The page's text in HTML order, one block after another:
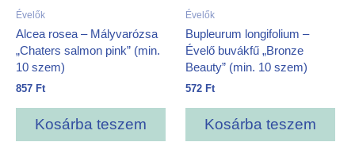
Évelők
Alcea rosea – Mályvarózsa
„Chaters salmon pink” (min.
10 szem)
857 Ft
Kosárba teszem
Évelők
Bupleurum longifolium –
Évelő buvákfű „Bronze
Beauty” (min. 10 szem)
572 Ft
Kosárba teszem